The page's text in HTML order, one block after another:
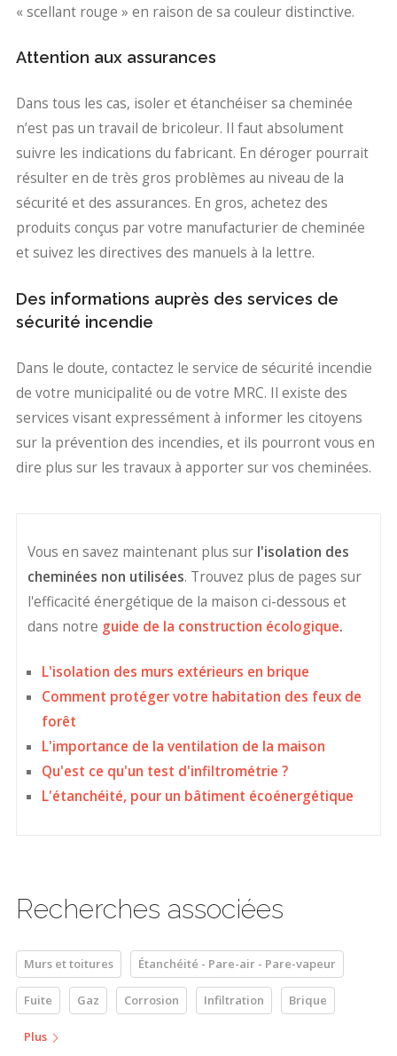
« scellant rouge » en raison de sa couleur distinctive.
Attention aux assurances
Dans tous les cas, isoler et étanchéiser sa cheminée
n’est pas un travail de bricoleur. Il faut absolument
suivre les indications du fabricant. En déroger pourrait
résulter en de très gros problèmes au niveau de la
sécurité et des assurances. En gros, achetez des
produits conçus par votre manufacturier de cheminée
et suivez les directives des manuels à la lettre.
Des informations auprès des services de
sécurité incendie
Dans le doute, contactez le service de sécurité incendie
de votre municipalité ou de votre MRC. Il existe des
services visant expressément à informer les citoyens
sur la prévention des incendies, et ils pourront vous en
dire plus sur les travaux à apporter sur vos cheminées.
Vous en savez maintenant plus sur l'isolation des
cheminées non utilisées. Trouvez plus de pages sur
l'efficacité énergétique de la maison ci-dessous et
dans notre guide de la construction écologique.
L'isolation des murs extérieurs en brique
Comment protéger votre habitation des feux de
forêt
L'importance de la ventilation de la maison
Qu'est ce qu'un test d'infiltrométrie ?
L'étanchéité, pour un bâtiment écoénergétique
Recherches associées
Murs et toitures Étanchéité - Pare-air - Pare-vapeur
Fuite Gaz Corrosion Infiltration Brique
Plus